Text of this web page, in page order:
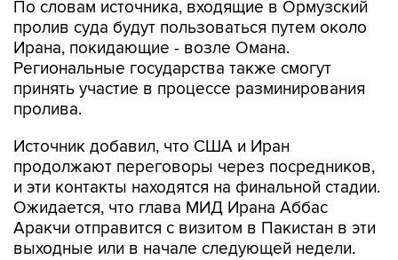
Ирана, покидающие - возле Омана.
Региональные государства также смогут
принять участие в процессе разминирования
пролива.
Источник добавил, что США и Иран
и эти контакты находятся на финальной стадии.
Ожидается, что глава МИД Ирана Аббас
Аракчи отправится с визитом в Пакистан в эти
выходные или в начале следующей недели.
Ранее в МИД Ирана сообщали, что Тегеран и